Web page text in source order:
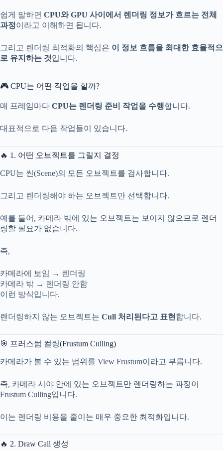
쉽게 말하면 CPU와 GPU 사이에서 렌더링 정보가 흐르는 전체
과정이라고 이해하면 됩니다.
그리고 렌더링 최적화의 핵심은 이 정보 흐름을 최대한 효율적으
로 유지하는 것입니다.
🎮 CPU는 어떤 작업을 할까?
매 프레임마다 CPU는 렌더링 준비 작업을 수행합니다.
대표적으로 다음 작업들이 있습니다.
🔥 1. 어떤 오브젝트를 그릴지 결정
CPU는 씬(Scene)의 모든 오브젝트를 검사합니다.
그리고 렌더링해야 하는 오브젝트만 선택합니다.
예를 들어, 카메라 밖에 있는 오브젝트는 보이지 않으므로 렌더
링할 필요가 없습니다.
즉,
카메라에 보임 → 렌더링
카메라 밖 → 렌더링 안함
이런 방식입니다.
렌더링하지 않는 오브젝트는 Cull 처리된다고 표현 합니다.
🎯 프러스텀 컬링(Frustum Culling)
카메라가 볼 수 있는 범위를 View Frustum이라고 부릅니다.
즉, 카메라 시야 안에 있는 오브젝트만 렌더링하는 과정이
Frustum Culling입니다.
이는 렌더링 비용을 줄이는 매우 중요한 최적화입니다.
🔥 2. Draw Call 생성